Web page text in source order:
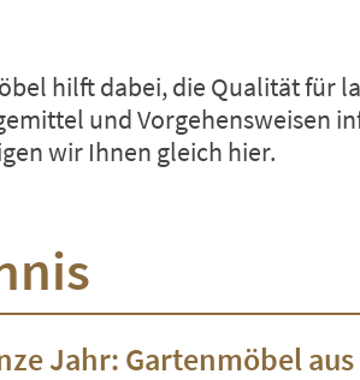
hilft dabei, die Qualität für
und Vorgehensweisen
wir Ihnen gleich hier.
Jahr: Gartenmöbel